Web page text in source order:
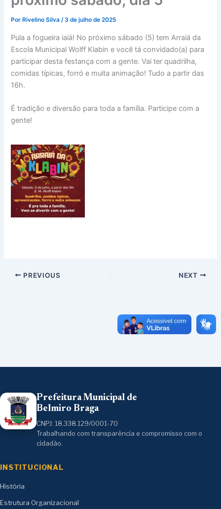
Por Rivelino Silva/3 de julho de 2025
Pula a fogueira iaiá! No próximo sábado (5) tem Arraiá da
Escola Municipal Wolff Klabin e você tá convidado(a) para
participar desta festança com a gente. Vai ter quadrilha,
comidas típicas, forró e muita animação! Tudo a partir das
16h.
É tradição e diversão para toda a família. Participe com a
gente!
PREVIOUS NEXT
Prefeitura Municipal de
Belmiro Braga
CNPJ: 18.338.129/0001-70
Trabalhando com transparência e compromisso com o
cidadão.
INSTITUCIONAL
História
Estrutura Organizacional